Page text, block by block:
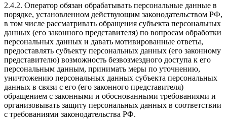
2.4.2. Оператор обязан обрабатывать персональные данные в
порядке, установленном действующим законодательством РФ,
в том числе рассматривать обращения субъекта персональных
данных (его законного представителя) по вопросам обработки
персональных данных и давать мотивированные ответы,
предоставлять субъекту персональных данных (его законному
представителю) возможность безвозмездного доступа к его
персональным данным, принимать меры по уточнению,
уничтожению персональных данных субъекта персональных
данных в связи с его (его законного представителя)
обращением с законными и обоснованными требованиями и
организовывать защиту персональных данных в соответствии
с требованиями законодательства РФ.